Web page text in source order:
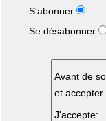
S'abonner
Se désabonner
Avant de
et accepter
J'accepte: